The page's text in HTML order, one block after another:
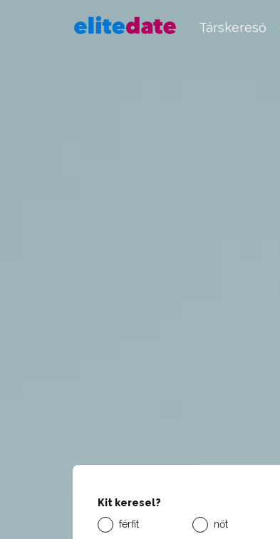
Társkereső
Kit keresel?
férfit
nőt